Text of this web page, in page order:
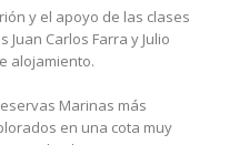
y el apoyo de las clases
Carlos Farra y Julio
alojamiento.
Marinas más
en una cota muy